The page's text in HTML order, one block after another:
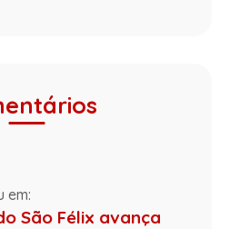
em:
São Félix avança